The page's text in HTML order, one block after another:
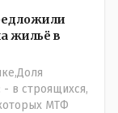
дешевле чем в
себе: - за
капитализм,
против
не поверю,
народ уже и
жильё в
в строящихся,
МТФ